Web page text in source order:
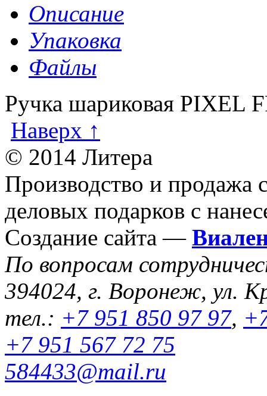
Описание
Упаковка
Файлы
Ручка шариковая PIXEL
Наверх ↑
© 2014 Литера
Производство и продажа
деловых подарков с
Создание сайта —
По вопросам
394024, г. Воронеж, ул.
тел.: +7 951 850 97 97,
+7 951 567 72 75
584433@mail.ru